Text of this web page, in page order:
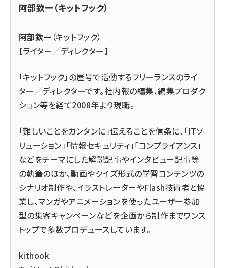
阿部欽一（キットフック）
阿部欽一 （キットフック）
【ライター／ディレクター】
「キットフック」の屋号で活動するフリーランスのライ
ター／ディレクターです。社内報の編集、編集プロダク
ション等を経て2008年より現職。
「難しいことをカンタンに」伝えることを信条に、「ITソ
リューション」「情報セキュリティ」「コンプライアンス」
などをテーマにした解説記事やインタビュー記事等
の執筆のほか、動画やクイズ形式の学習コンテンツの
シナリオ制作や、イラストレーターやFlash技術者と協
業し、マンガやアニメーションを使ったユーザー参加
型の集客キャンペーンなどを企画から制作までワンス
トップで多数プロデュースしています。
kithook